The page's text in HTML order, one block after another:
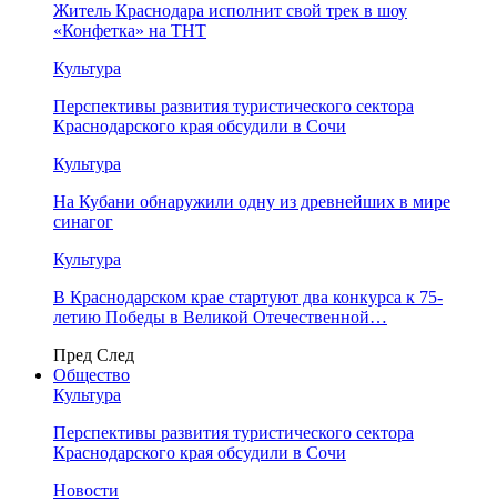
Житель Краснодара исполнит свой трек в шоу
«Конфетка» на ТНТ
Культура
Перспективы развития туристического сектора
Краснодарского края обсудили в Сочи
Культура
На Кубани обнаружили одну из древнейших в мире
синагог
Культура
В Краснодарском крае стартуют два конкурса к 75-
летию Победы в Великой Отечественной…
Пред След
Общество
Культура
Перспективы развития туристического сектора
Краснодарского края обсудили в Сочи
Новости